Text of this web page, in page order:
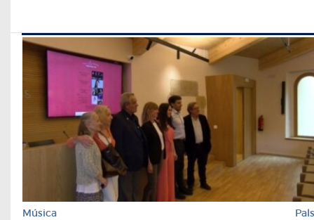
Música Pals